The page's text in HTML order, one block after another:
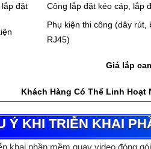
đặt Công lắp đặt kéo cáp, lắp
Phụ kiện thi công (dây rút,
RJ45)
Giá lắp
Khách Hàng Có Thể Linh Hoạt
Ý KHI TRIỄN KHAI
khai phần mềm quay video đóng